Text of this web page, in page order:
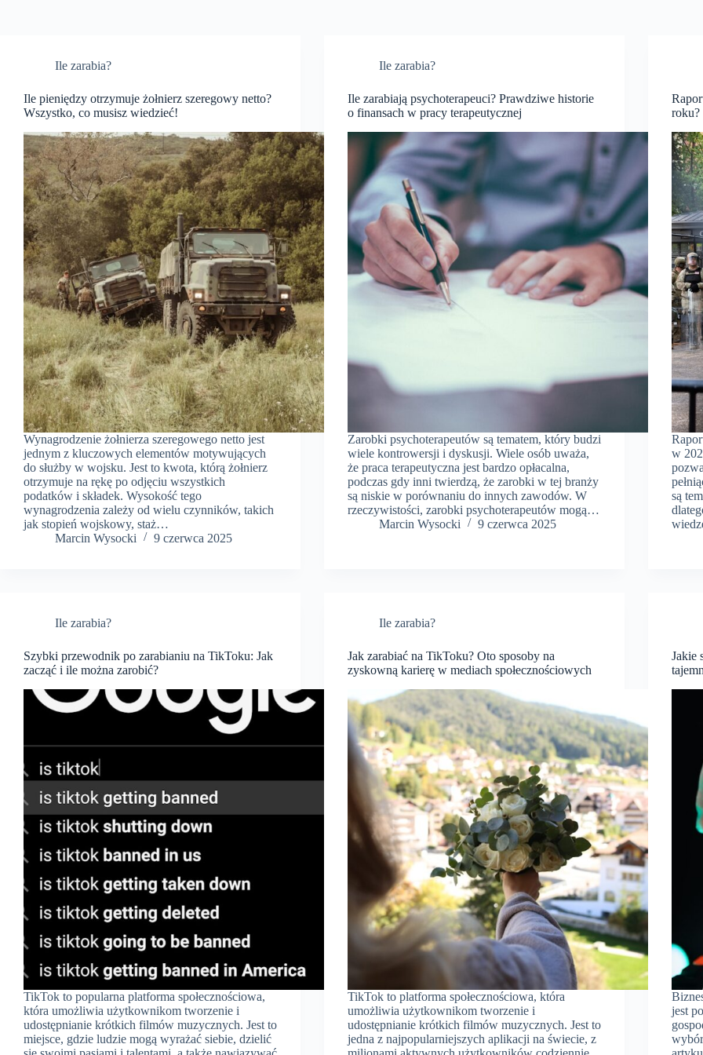
Ile zarabia?
Ile pieniędzy otrzymuje żołnierz szeregowy netto?
Wszystko, co musisz wiedzieć!
Wynagrodzenie żołnierza szeregowego netto jest
jednym z kluczowych elementów motywujących
do służby w wojsku. Jest to kwota, którą żołnierz
otrzymuje na rękę po odjęciu wszystkich
podatków i składek. Wysokość tego
wynagrodzenia zależy od wielu czynników, takich
jak stopień wojskowy, staż…
Marcin Wysocki
9 czerwca 2025
Ile zarabia?
Ile zarabiają psychoterapeuci? Prawdziwe historie
o finansach w pracy terapeutycznej
Zarobki psychoterapeutów są tematem, który budzi
wiele kontrowersji i dyskusji. Wiele osób uważa,
że praca terapeutyczna jest bardzo opłacalna,
podczas gdy inni twierdzą, że zarobki w tej branży
są niskie w porównaniu do innych zawodów. W
rzeczywistości, zarobki psychoterapeutów mogą…
Marcin Wysocki
9 czerwca 2025
roku?
w
są
Ile zarabia?
Szybki przewodnik po zarabianiu na TikToku: Jak
zacząć i ile można zarobić?
TikTok to popularna platforma społecznościowa,
która umożliwia użytkownikom tworzenie i
udostępnianie krótkich filmów muzycznych. Jest to
miejsce, gdzie ludzie mogą wyrażać siebie, dzielić
Ile zarabia?
Jak zarabiać na TikToku? Oto sposoby na
zyskowną karierę w mediach społecznościowych
TikTok to platforma społecznościowa, która
umożliwia użytkownikom tworzenie i
udostępnianie krótkich filmów muzycznych. Jest to
jedna z najpopularniejszych aplikacji na świecie, z
Jakie
jest